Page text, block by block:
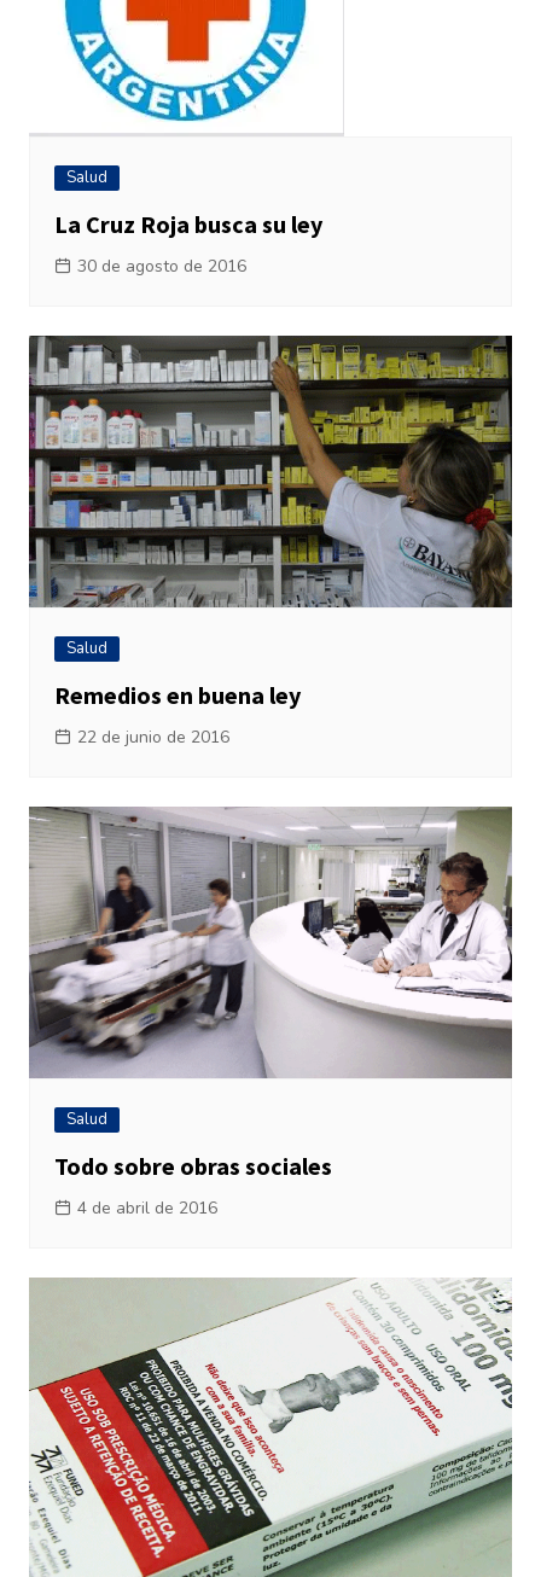
Salud
La Cruz Roja busca su ley
30 de agosto de 2016
Salud
Remedios en buena ley
22 de junio de 2016
Salud
Todo sobre obras sociales
4 de abril de 2016